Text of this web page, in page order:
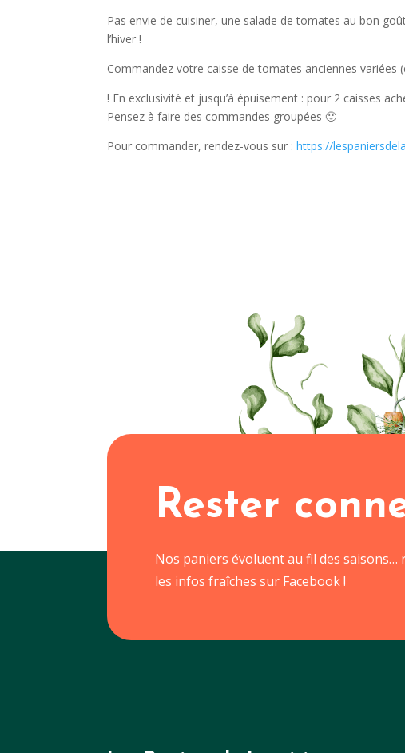
Pas envie de cuisiner, une salade de tomates au bon
l’hiver !
Commandez votre caisse de tomates anciennes variées
! En exclusivité et jusqu’à épuisement : pour 2 caisses
Pensez à faire des commandes groupées 🙂
Pour commander, rendez-vous sur :https://
Rester
Nos paniers évoluent au fil des
les infos fraîches sur Facebook !